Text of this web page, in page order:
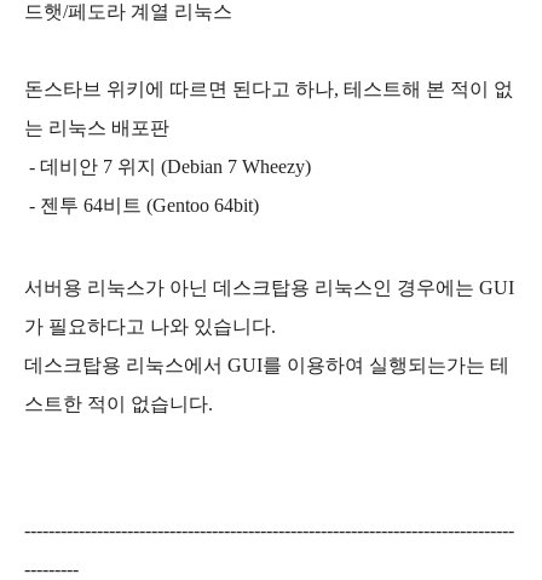
드햇/페도라 계열 리눅스
돈스타브 위키에 따르면 된다고 하나, 테스트해 본 적이 없
는 리눅스 배포판
- 데비안 7 위지 (Debian 7 Wheezy)
- 젠투 64비트 (Gentoo 64bit)
서버용 리눅스가 아닌 데스크탑용 리눅스인 경우에는 GUI
가 필요하다고 나와 있습니다.
데스크탑용 리눅스에서 GUI를 이용하여 실행되는가는 테
스트한 적이 없습니다.
---------------------------------------------------------------------------------
---------